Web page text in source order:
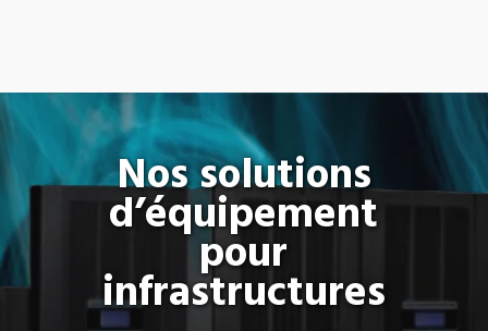
Nos solutions
d’équipement
pour
infrastructures